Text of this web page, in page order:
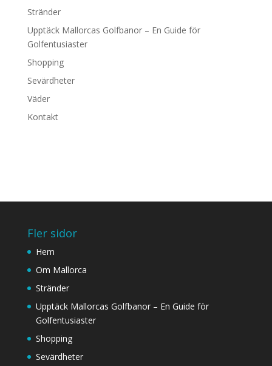
Stränder
Upptäck Mallorcas Golfbanor – En Guide för
Golfentusiaster
Shopping
Sevärdheter
Väder
Kontakt
Fler sidor
Hem
Om Mallorca
Stränder
Upptäck Mallorcas Golfbanor – En Guide för
Golfentusiaster
Shopping
Sevärdheter